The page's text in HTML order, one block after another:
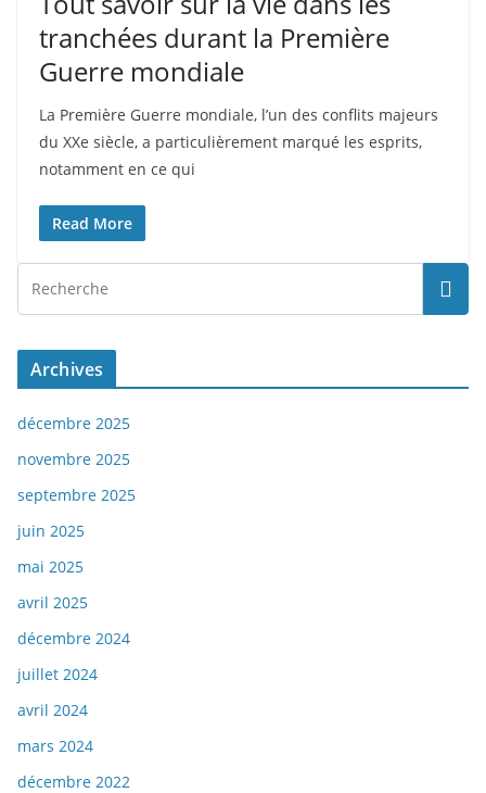
tranchées durant la Première
Guerre mondiale
La Première Guerre mondiale, l’un des conflits majeurs
du XXe siècle, a particulièrement marqué les esprits,
notamment en ce qui
Read More
Archives
décembre 2025
novembre 2025
septembre 2025
juin 2025
mai 2025
avril 2025
décembre 2024
juillet 2024
avril 2024
mars 2024
décembre 2022